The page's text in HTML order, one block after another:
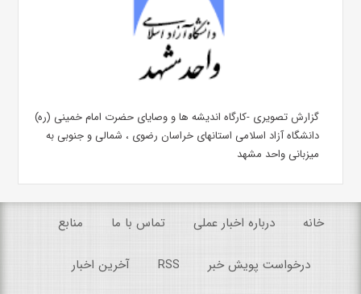
گزارش تصویری -کارگاه اندیشه ها و وصایای حضرت امام خمینی (ره)
دانشگاه آزاد اسلامی استانهای خراسان رضوی ، شمالی و جنوبی به
میزبانی واحد مشهد
خانه درباره اخبار عملی تماس با ما منابع
درخواست پویش خبر RSS آخرین اخبار